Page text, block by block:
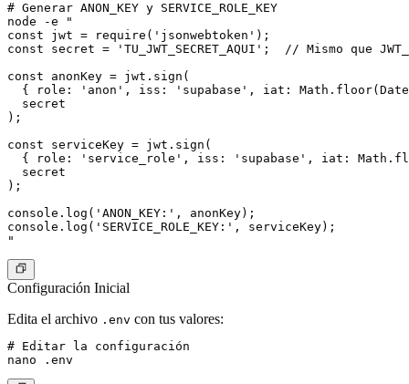
# Generar ANON_KEY y SERVICE_ROLE_KEY
node -e "
const jwt = require('jsonwebtoken');
const secret = 'TU_JWT_SECRET_AQUI';  // Mismo que
const anonKey = jwt.sign(
{ role: 'anon', iss: 'supabase', iat:
  secret
);
const serviceKey = jwt.sign(
{ role: 'service_role', iss: 'supabase', iat:
  secret
);
console.log('ANON_KEY:', anonKey);
console.log('SERVICE_ROLE_KEY:', serviceKey);
Configuración Inicial
Edita el archivo .env con tus valores:
# Editar la configuración